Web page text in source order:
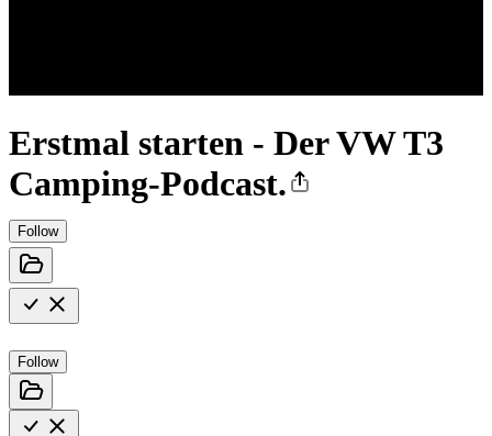
Erstmal starten - Der VW T3
Camping-Podcast.
Follow
Follow